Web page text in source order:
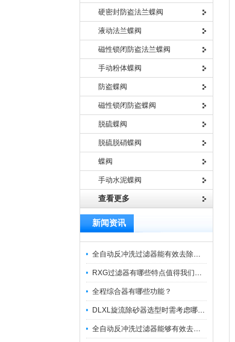
硬密封防盗法兰蝶阀
液动法兰蝶阀
磁性锁闭防盗法兰蝶阀
手动粉体蝶阀
防盗蝶阀
磁性锁闭防盗蝶阀
脱硫蝶阀
脱硫脱硝蝶阀
蝶阀
手动水泥蝶阀
查看更多
新闻资讯
全自动反冲洗过滤器能有效去除过滤介质上的杂质
RXG过滤器有哪些特点值得我们选择？
全程综合器有哪些功能？
DLXL旋流除砂器选型时需考虑哪些因素？
全自动反冲洗过滤器能够有效去除不同粒径的固体杂